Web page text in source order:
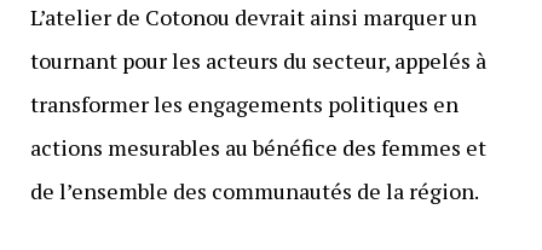
L’atelier de Cotonou devrait ainsi marquer un
tournant pour les acteurs du secteur, appelés à
transformer les engagements politiques en
actions mesurables au bénéfice des femmes et
de l’ensemble des communautés de la région.